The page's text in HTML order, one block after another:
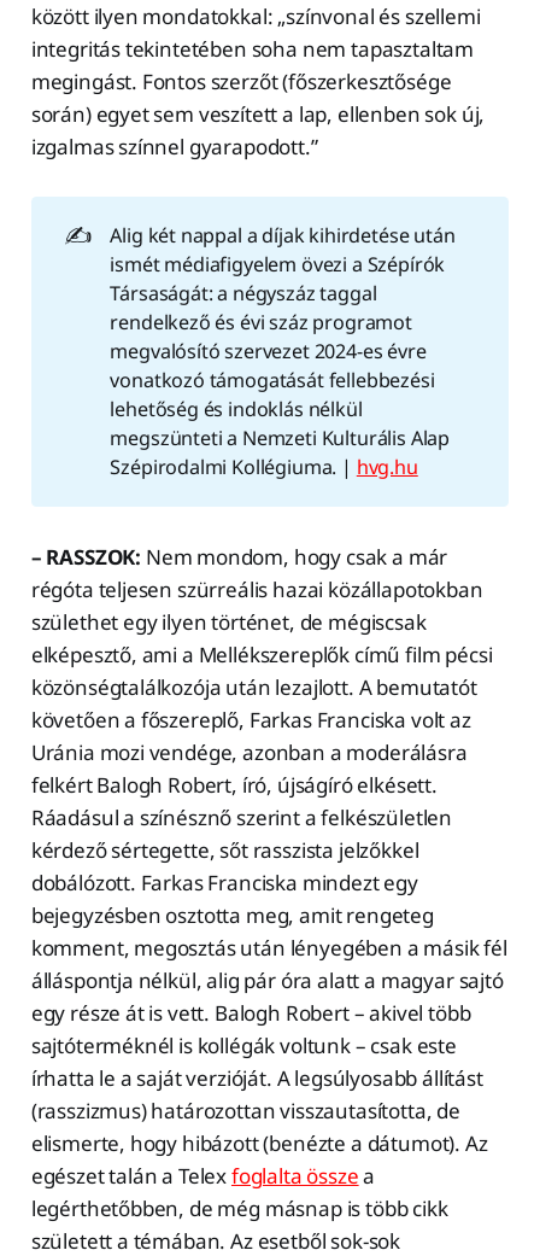
között ilyen mondatokkal: „színvonal és szellemi
integritás tekintetében soha nem tapasztaltam
megingást. Fontos szerzőt (főszerkesztősége
során) egyet sem veszített a lap, ellenben sok új,
izgalmas színnel gyarapodott.”
✍️
Alig két nappal a díjak kihirdetése után
ismét médiafigyelem övezi a Szépírók
Társaságát: a négyszáz taggal
rendelkező és évi száz programot
megvalósító szervezet 2024-es évre
vonatkozó támogatását fellebbezési
lehetőség és indoklás nélkül
megszünteti a Nemzeti Kulturális Alap
Szépirodalmi Kollégiuma. | hvg.hu
– RASSZOK: Nem mondom, hogy csak a már
régóta teljesen szürreális hazai közállapotokban
születhet egy ilyen történet, de mégiscsak
elképesztő, ami a Mellékszereplők című film pécsi
közönségtalálkozója után lezajlott. A bemutatót
követően a főszereplő, Farkas Franciska volt az
Uránia mozi vendége, azonban a moderálásra
felkért Balogh Robert, író, újságíró elkésett.
Ráadásul a színésznő szerint a felkészületlen
kérdező sértegette, sőt rasszista jelzőkkel
dobálózott. Farkas Franciska mindezt egy
bejegyzésben osztotta meg, amit rengeteg
komment, megosztás után lényegében a másik fél
álláspontja nélkül, alig pár óra alatt a magyar sajtó
egy része át is vett. Balogh Robert – akivel több
sajtóterméknél is kollégák voltunk – csak este
írhatta le a saját verzióját. A legsúlyosabb állítást
(rasszizmus) határozottan visszautasította, de
elismerte, hogy hibázott (benézte a dátumot). Az
egészet talán a Telexfoglalta összea
legérthetőbben, de még másnap is több cikk
született a témában. Az esetből sok-sok